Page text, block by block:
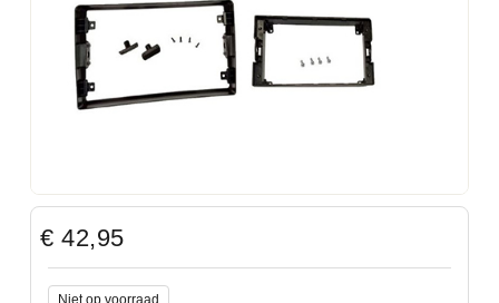
€ 42,95
Niet op voorraad